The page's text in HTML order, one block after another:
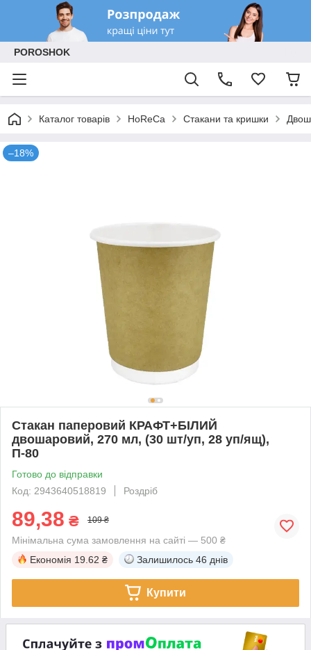
POROSHOK
Каталог товарів HoReCa Стакани та кришки
–18%
Стакан паперовий КРАФТ+БІЛИЙ
двошаровий, 270 мл, (30 шт/уп, 28 уп/ящ),
П-80
Готово до відправки
Код: 2943640518819
Роздріб
89,38 ₴ 109 ₴
Мінімальна сума замовлення на сайті — 500 ₴
Економія 19.62 ₴ Залишилось 46 днів
Купити